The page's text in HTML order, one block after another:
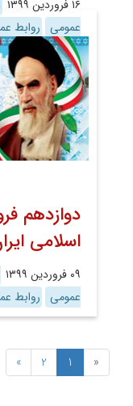
۱۶ فروردین ۱۳۹۹
عمومی روابط
دوازدهم
اسلامی
۰۹ فروردین ۱۳۹۹
عمومی روابط
«
1
2
»